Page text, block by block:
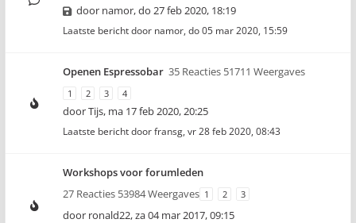
door namor,do 27 feb 2020, 18:19
Laatste bericht door namor, do 05 mar 2020, 15:59
Openen Espressobar 35 Reacties 51711 Weergaves
1 2 3 4
doorTijs, ma 17 feb 2020, 20:25
Laatste bericht doorfransg, vr 28 feb 2020, 08:43
Workshops voor forumleden
27 Reacties 53984 Weergaves 1 2 3
door ronald22,za 04 mar 2017, 09:15